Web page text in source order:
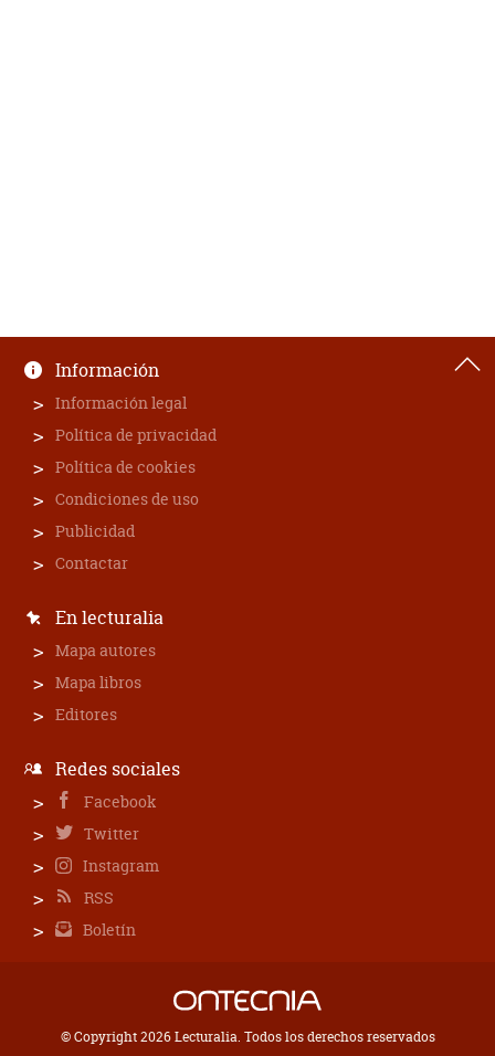
Información
Información legal
Política de privacidad
Política de cookies
Condiciones de uso
Publicidad
Contactar
En lecturalia
Mapa autores
Mapa libros
Editores
Redes sociales
Facebook
Twitter
Instagram
RSS
Boletín
© Copyright 2026 Lecturalia. Todos los derechos reservados